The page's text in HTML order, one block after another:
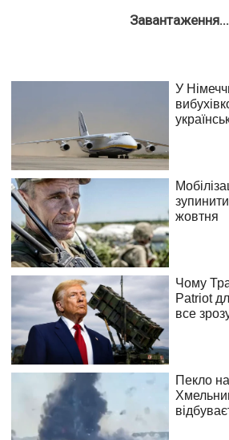
Завантаження...